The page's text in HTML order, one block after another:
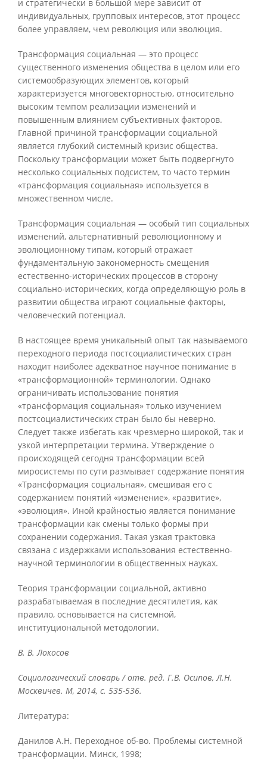
и стратегически в большой мере зависит от
индивидуальных, групповых интересов, этот процесс
более управляем, чем революция или эволюция.
Трансформация социальная — это процесс
существенного изменения общества в целом или его
системообразующих элементов, который
характеризуется многовекторностью, относительно
высоким темпом реализации изменений и
повышенным влиянием субъективных факторов.
Главной причиной трансформации социальной
является глубокий системный кризис общества.
Поскольку трансформации может быть подвергнуто
несколько социальных подсистем, то часто термин
«трансформация социальная» используется в
множественном числе.
Трансформация социальная — особый тип социальных
изменений, альтернативный революционному и
эволюционному типам, который отражает
фундаментальную закономерность смещения
естественно-исторических процессов в сторону
социально-исторических, когда определяющую роль в
развитии общества играют социальные факторы,
человеческий потенциал.
В настоящее время уникальный опыт так называемого
переходного периода постсоциалистических стран
находит наиболее адекватное научное понимание в
«трансформационной» терминологии. Однако
ограничивать использование понятия
«трансформация социальная» только изучением
постсоциалистических стран было бы неверно.
Следует также избегать как чрезмерно широкой, так и
узкой интерпретации термина. Утверждение о
происходящей сегодня трансформации всей
миросистемы по сути размывает содержание понятия
«Трансформация социальная», смешивая его с
содержанием понятий «изменение», «развитие»,
«эволюция». Иной крайностью является понимание
трансформации как смены только формы при
сохранении содержания. Такая узкая трактовка
связана с издержками использования естественно-
научной терминологии в общественных науках.
Теория трансформации социальной, активно
разрабатываемая в последние десятилетия, как
правило, основывается на системной,
институциональной методологии.
В. В. Локосов
Социологический словарь / отв. ред. Г.В. Осипов, Л.Н.
Москвичев. М, 2014, с. 535-536.
Литература:
Данилов А.Н. Переходное об-во. Проблемы системной
трансформации. Минск, 1998;